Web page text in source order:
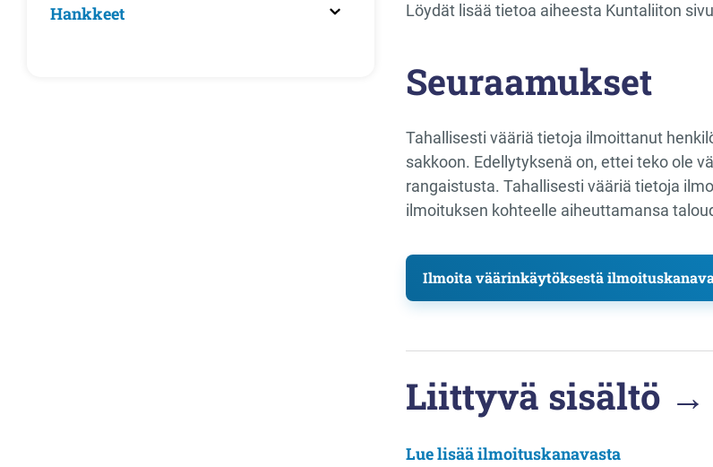
Hankkeet
Löydät lisää tietoa aiheesta Kuntaliiton
Seuraamukset
Tahallisesti vääriä tietoja ilmoittanut
sakkoon. Edellytyksenä on, ettei teko ole
rangaistusta. Tahallisesti vääriä tietoja
ilmoituksen kohteelle aiheuttamansa
Ilmoita väärinkäytöksestä
Liittyvä sisältö →
Lue lisää ilmoituskanavasta